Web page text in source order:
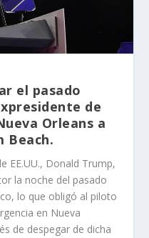
el pasado
de
Orleans a
Beach.
EE.UU., Donald Trump,
la noche del pasado
lo que obligó al piloto
en Nueva
de despegar de dicha